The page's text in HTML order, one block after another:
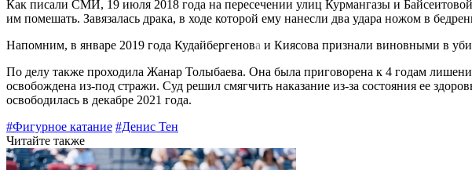
Как писали СМИ, 19 июля 2018 года на пересечении улиц Курмангазы и
им помешать. Завязалась драка, в ходе которой ему нанесли два удара ножом в
Напомним, в январе 2019 года Кудайбергенова и Киясова признали виновными в
По делу также проходила Жанар Толыбаева. Она была приговорена к 4 годам
освобождена из-под стражи. Суд решил смягчить наказание из-за состояния ее
освободилась в декабре 2021 года.
#Фигурное катание #Денис Тен
Читайте также